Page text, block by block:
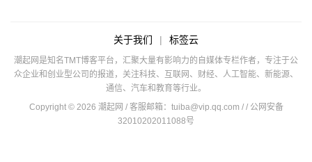
关于我们 | 标签云
潮起网是知名TMT博客平台，汇聚大量有影响力的自媒体专栏作者，专注于公
众企业和创业型公司的报道，关注科技、互联网、财经、人工智能、新能源、
通信、汽车和教育等行业。
Copyright © 2026 潮起网 / 客服邮箱： tuiba@vip.qq.com / / 公网安备
32010202011088号